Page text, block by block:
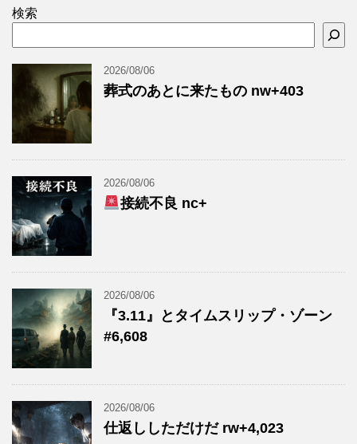
検索
2026/08/06
葬式のあとに来たもの nw+403
2026/08/06
接続不良 nc+
2026/08/06
『3.11』とタイムスリップ・ゾーン
#6,608
2026/08/06
仕返ししただけだ rw+4,023